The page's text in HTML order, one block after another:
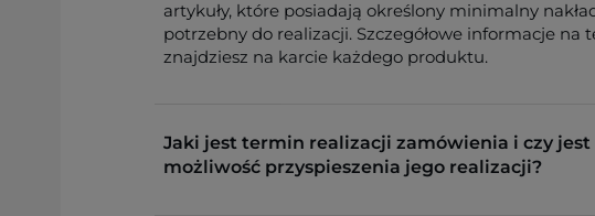
artykuły, które posiadają określony minimalny
potrzebny do realizacji. Szczegółowe informacje na
znajdziesz na karcie każdego produktu.
Jaki jest termin realizacji zamówienia i czy jest
możliwość przyspieszenia jego realizacji?